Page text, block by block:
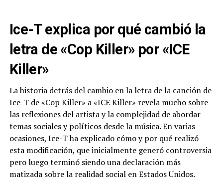
Ice-T explica por qué cambió la
letra de «Cop Killer» por «ICE
Killer»
La historia detrás del cambio en la letra de la canción de
Ice-T de «Cop Killer» a «ICE Killer» revela mucho sobre
las reflexiones del artista y la complejidad de abordar
temas sociales y políticos desde la música. En varias
ocasiones, Ice-T ha explicado cómo y por qué realizó
esta modificación, que inicialmente generó controversia
pero luego terminó siendo una declaración más
matizada sobre la realidad social en Estados Unidos.